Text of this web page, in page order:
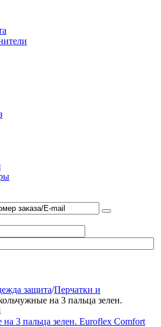
защита/Перчатки и
на 3 пальца зелен.